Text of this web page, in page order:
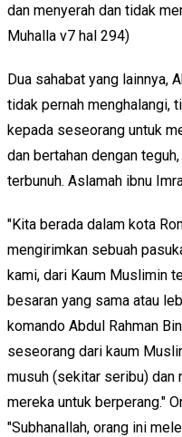
dan menyerah dan tidak
Muhalla v7 hal 294)
Dua sahabat yang lainnya,
tidak pernah menghalangi,
kepada seseorang untuk
dan bertahan dengan
terbunuh. Aslamah ibnu
"Kita berada dalam kota
mengirimkan sebuah
kami, dari Kaum Muslimin
besaran yang sama atau
komando Abdul Rahman
seseorang dari kaum
musuh (sekitar seribu) dan
mereka untuk berperang."
"Subhanallah, orang ini